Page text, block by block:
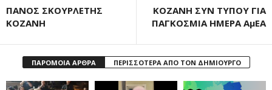
ΠΑΝΟΣ ΣΚΟΥΡΛΕΤΗΣ
ΚΟΖΑΝΗ
ΚΟΖΑΝΗ ΣΥΝ ΤΥΠΟΥ ΓΙΑ
ΠΑΓΚΟΣΜΙΑ ΗΜΕΡΑ ΑμΕΑ
ΠΑΡΟΜΟΙΑ ΑΡΘΡΑ ΠΕΡΙΣΣΟΤΕΡΑ ΑΠΟ ΤΟΝ ΔΗΜΙΟΥΡΓΟ